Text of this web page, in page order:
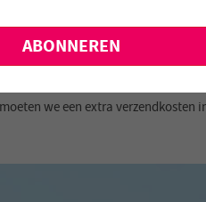
om veilig te rijden.
niet onder water.
per week op te laden om
we een extra verzendkosten
en nieuwe producten!